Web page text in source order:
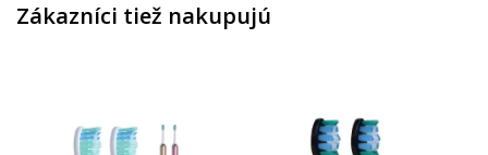
Zákazníci tiež nakupujú